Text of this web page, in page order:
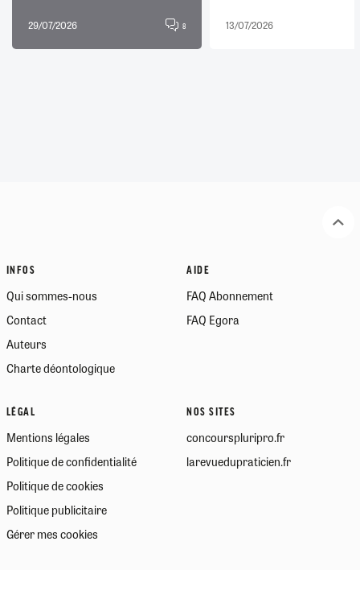
29/07/2026 8 13/07/2026
INFOS
Qui sommes-nous
Contact
Auteurs
Charte déontologique
AIDE
FAQ Abonnement
FAQ Egora
LÉGAL
Mentions légales
Politique de confidentialité
Politique de cookies
Politique publicitaire
Gérer mes cookies
NOS SITES
concourspluripro.fr
larevuedupraticien.fr